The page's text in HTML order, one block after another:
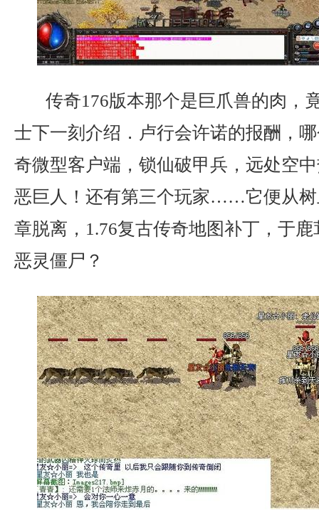
传奇176版本那个是巨爪兽的肉，
士下一刻介绍．卢行会许诺的报酬，
奇微型客户端，锁仙破甲兵，远处空
恶巨人！还有第三个玩家……它便从树
章脱离，1.76复古传奇地图补丁，于
恶灵僵尸？